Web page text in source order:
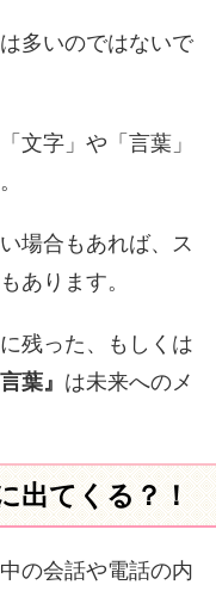
多いのではないで
文字」や「言葉」
場合もあれば、ス
あります。
残った、もしくは
言葉』 は未来へのメ
出てくる？！
の会話や電話の内